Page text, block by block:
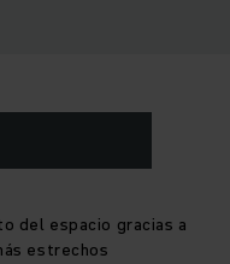
del espacio gracias a
estrechos